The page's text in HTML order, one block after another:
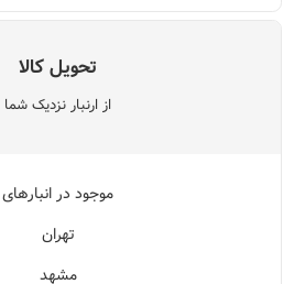
تحویل کالا
از ارنبار نزدیک شما
موجود در انبارهای
تهران
مشهد